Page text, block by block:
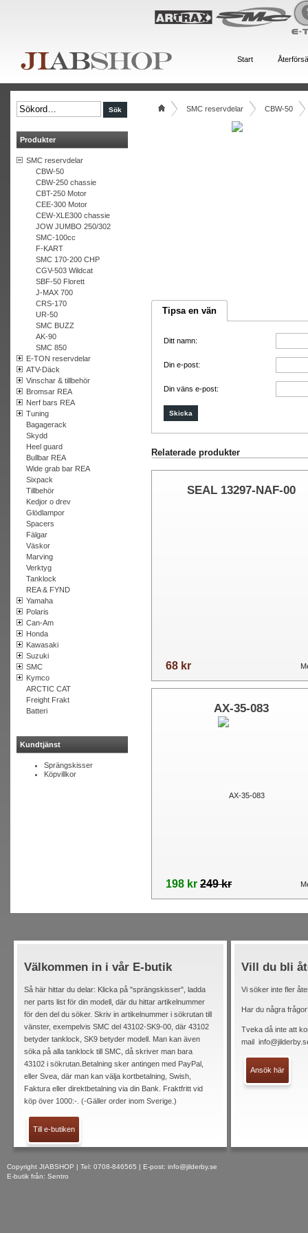
Start
Produkter
SMC reservdelar
CBW-50
CBW-250 chassie
CBT-250 Motor
CEE-300 Motor
CEW-XLE300 chassie
JOW JUMBO 250/302
SMC-100cc
F-KART
SMC 170-200 CHP
CGV-503 Wildcat
SBF-50 Florett
J-MAX 700
CRS-170
UR-50
SMC BUZZ
AK-90
SMC 850
E-TON reservdelar
ATV-Däck
Vinschar & tillbehör
Bromsar REA
Nerf bars REA
Tuning
Bagagerack
Skydd
Heel guard
Bullbar REA
Wide grab bar REA
Sixpack
Tillbehör
Kedjor o drev
Glödlampor
Spacers
Fälgar
Väskor
Marving
Verktyg
Tanklock
REA & FYND
Yamaha
Polaris
Can-Am
Honda
Kawasaki
Suzuki
SMC
Kymco
ARCTIC CAT
Freight Frakt
Batteri
Kundtjänst
Sprängskisser
Köpvillkor
SMC reservdelar CBW-50
Tipsa en vän
Ditt namn:
Din e-post:
Din väns e-post:
Relaterade produkter
SEAL 13297-NAF-00
68 kr
AX-35-083
198 kr 249 kr
Välkommen in i vår E-butik
Så här hittar du delar: Klicka på "sprängskisser", ladda
ner parts list för din modell, där du hittar artikelnummer
för den del du söker. Skriv in artikelnummer i sökrutan till
vänster, exempelvis SMC del 43102-SK9-00, där 43102
betyder tanklock, SK9 betyder modell. Man kan även
söka på alla tanklock till SMC, då skriver man bara
43102 i sökrutan.Betalning sker antingen med PayPal,
eller Svea, där man kan välja kortbetalning, Swish,
Faktura eller direktbetalning via din Bank. Fraktfritt vid
köp över 1000:-. (-Gäller order inom Sverige.)
Till e-butiken
Vill du bli
Vi söker inte fler
Har du några
Tveka då inte att
mail
Ansök här
Copyright JIABSHOP | Tel: 0708-846565 | E-post: info@jilderby.se
E-butik från: Sentro